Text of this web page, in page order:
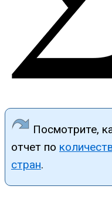
Посмотрите,
отчет по
стран.